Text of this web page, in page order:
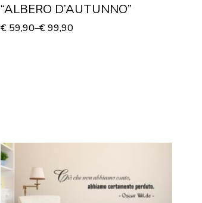
“ALBERO D’AUTUNNO”
€59,90–€99,90